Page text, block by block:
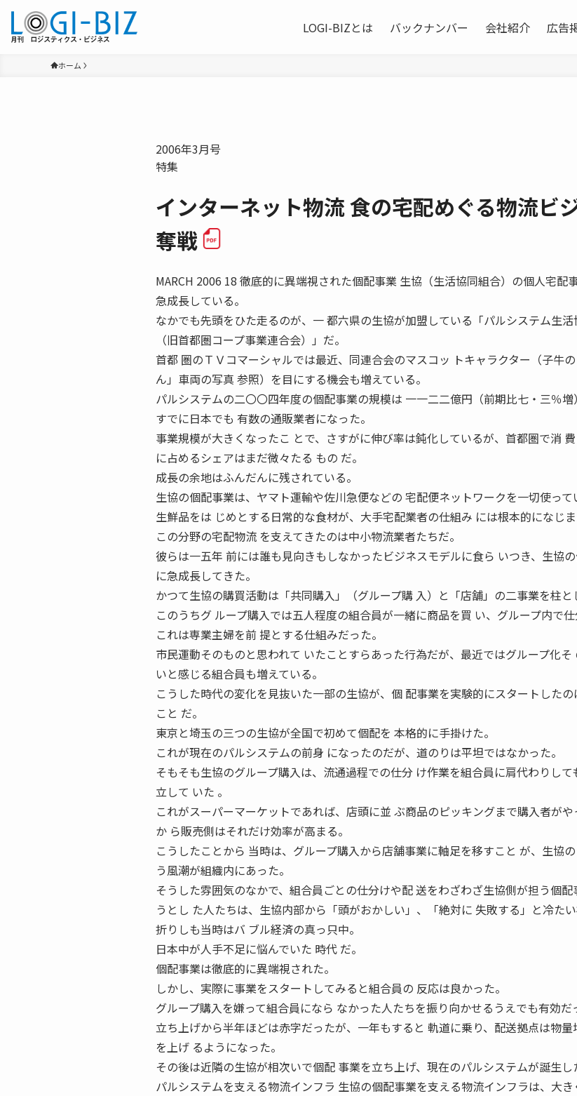
LOGI-BIZとは バックナンバー 会社紹介 広告
ホーム
2006年3月号
特集
インターネット物流 食の宅配めぐる物流ビ
奪戦
MARCH 2006 18 徹底的に異端視された個配事業 生協（生活協同組合）の個人宅配
急成長している。
なかでも先頭をひた走るのが、一 都六県の生協が加盟している「パルシステム生
（旧首都圏コープ事業連合会）」だ。
首都 圏のＴＶコマーシャルでは最近、同連合会のマスコッ トキャラクター（子牛
ん」車両の写真 参照）を目にする機会も増えている。
パルシステムの二〇〇四年度の個配事業の規模は 一一二二億円（前期比七・三％増
すでに日本でも 有数の通販業者になった。
事業規模が大きくなったこ とで、さすがに伸び率は鈍化しているが、首都圏で消
に占めるシェアはまだ微々たる もの だ。
成長の余地はふんだんに残されている。
生協の個配事業は、ヤマト運輸や佐川急便などの 宅配便ネットワークを一切使って
生鮮品をは じめとする日常的な食材が、大手宅配業者の仕組み には根本的になじま
この分野の宅配物流 を支えてきたのは中小物流業者たちだ。
彼らは一五年 前には誰も見向きもしなかったビジネスモデルに食ら いつき、生協
に急成長してきた。
かつて生協の購買活動は「共同購入」（グループ購 入）と「店舗」の二事業を柱と
このうちグ ループ購入では五人程度の組合員が一緒に商品を買 い、グループ内で仕
これは専業主婦を前 提とする仕組みだった。
市民運動そのものと思われて いたことすらあった行為だが、最近ではグループ化そ
いと感じる組合員も増えている。
こうした時代の変化を見抜いた一部の生協が、個 配事業を実験的にスタートした
こと だ。
東京と埼玉の三つの生協が全国で初めて個配を 本格的に手掛けた。
これが現在のパルシステムの前身 になったのだが、道のりは平坦ではなかった。
そもそも生協のグループ購入は、流通過程での仕分 け作業を組合員に肩代わりし
立して いた 。
これがスーパーマーケットであれば、店頭に並 ぶ商品のピッキングまで購入者が
か ら販売側はそれだけ効率が高まる。
こうしたことから 当時は、グループ購入から店舗事業に軸足を移すこと が、生協
う風潮が組織内にあった。
そうした雰囲気のなかで、組合員ごとの仕分けや配 送をわざわざ生協側が担う個配
うとし た人たちは、生協内部から「頭がおかしい」、「絶対に 失敗する」と冷たい
折りしも当時はバ ブル経済の真っ只中。
日本中が人手不足に悩んでいた 時代 だ。
個配事業は徹底的に異端視された。
しかし、実際に事業をスタートしてみると組合員の 反応は良かった。
グループ購入を嫌って組合員になら なかった人たちを振り向かせるうえでも有効だ
立ち上げから半年ほどは赤字だったが、一年もすると 軌道に乗り、配送拠点は物
を上げ るようになった。
その後は近隣の生協が相次いで個配 事業を立ち上げ、現在のパルシステムが誕生し
パルシステムを支える物流インフラ 生協の個配事業を支える物流インフラは、大